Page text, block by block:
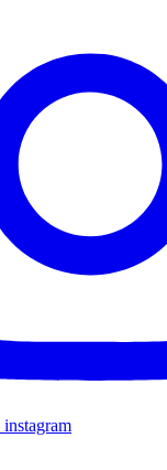
instagram